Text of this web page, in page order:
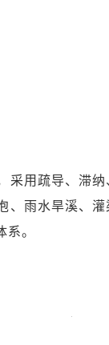
采用疏导、滞
、雨水旱溪、
。